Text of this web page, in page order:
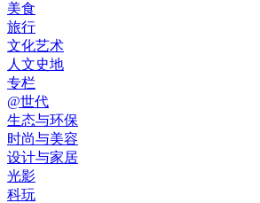
美食
旅行
文化艺术
人文史地
专栏
@世代
生态与环保
时尚与美容
设计与家居
光影
科玩